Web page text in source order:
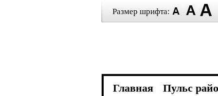
Размер шрифта:
Главная
Пульс